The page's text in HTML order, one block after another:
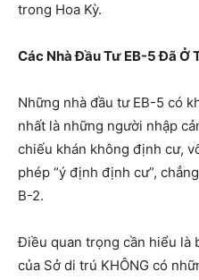
trong Hoa Kỳ.
Các Nhà Đầu Tư EB-5 Đã Ở
Những nhà đầu tư EB-5 có
nhất là những người nhập
chiếu khán không định cư,
phép “ý định định cư”,
B-2.
Điều quan trọng cần hiểu là
của Sở di trú KHÔNG có